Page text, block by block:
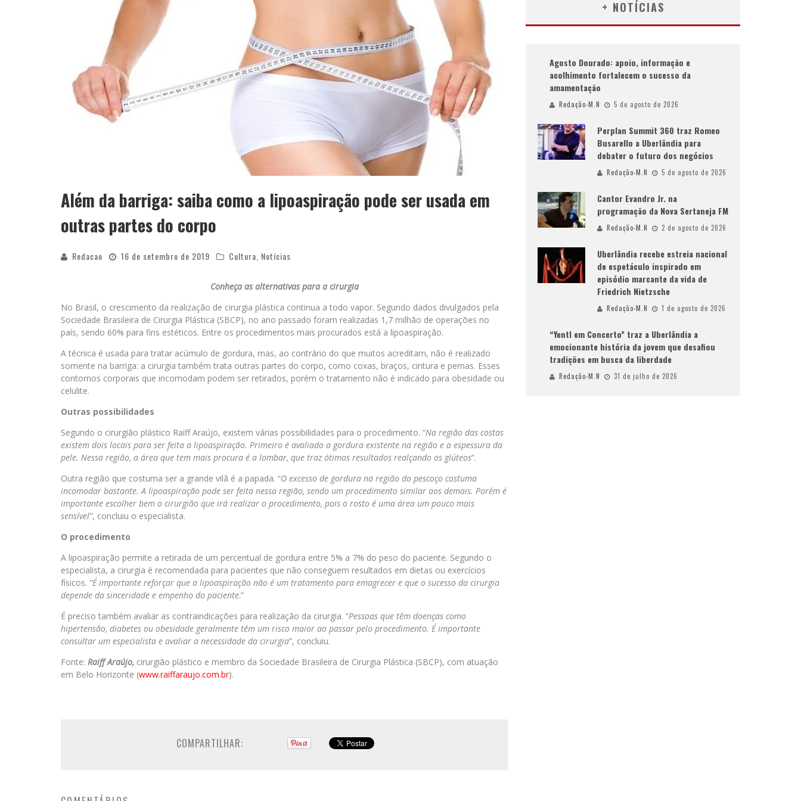
Além da barriga: saiba como a lipoaspiração pode ser usada em
outras partes do corpo
Redacao 16 de setembro de 2019 Cultura Notícias
Conheça as alternativas para a cirurgia
No Brasil, o crescimento da realização de cirurgia plástica continua a todo vapor. Segundo dados divulgados pela
Sociedade Brasileira de Cirurgia Plástica (SBCP), no ano passado foram realizadas 1,7 milhão de operações no
país, sendo 60% para fins estéticos. Entre os procedimentos mais procurados está a lipoaspiração.
A técnica é usada para tratar acúmulo de gordura, mas, ao contrário do que muitos acreditam, não é realizado
somente na barriga: a cirurgia também trata outras partes do corpo, como coxas, braços, cintura e pernas. Esses
contornos corporais que incomodam podem ser retirados, porém o tratamento não é indicado para obesidade ou
celulite.
Outras possibilidades
Segundo o cirurgião plástico Raiff Araújo, existem várias possibilidades para o procedimento. “Na região das costas
existem dois locais para ser feita a lipoaspiração. Primeiro é avaliado a gordura existente na região e a espessura da
pele. Nessa região, a área que tem mais procura é a lombar, que traz ótimos resultados realçando os glúteos”.
Outra região que costuma ser a grande vilã é a papada. “O excesso de gordura na região do pescoço costuma
incomodar bastante. A lipoaspiração pode ser feita nessa região, sendo um procedimento similar aos demais. Porém é
importante escolher bem o cirurgião que irá realizar o procedimento, pois o rosto é uma área um pouco mais
sensível”, concluiu o especialista.
O procedimento
A lipoaspiração permite a retirada de um percentual de gordura entre 5% a 7% do peso do paciente. Segundo o
especialista, a cirurgia é recomendada para pacientes que não conseguem resultados em dietas ou exercícios
físicos. “É importante reforçar que a lipoaspiração não é um tratamento para emagrecer e que o sucesso da cirurgia
depende da sinceridade e empenho do paciente.”
É preciso também avaliar as contraindicações para realização da cirurgia. “Pessoas que têm doenças como
hipertensão, diabetes ou obesidade geralmente têm um risco maior ao passar pelo procedimento. É importante
consultar um especialista e avaliar a necessidade da cirurgia”, concluiu.
Fonte: Raiff Araújo, cirurgião plástico e membro da Sociedade Brasileira de Cirurgia Plástica (SBCP), com atuação
em Belo Horizonte (www.raiffaraujo.com.br).
COMPARTILHAR:
+ NOTÍCIAS
Agosto Dourado: apoio, informação e
acolhimento fortalecem o sucesso da
amamentação
Redação-M.N 5 de agosto de 2026
Perplan Summit 360 traz Romeo
Busarello a Uberlândia para
debater o futuro dos negócios
Redação-M.N 5 de agosto de 2026
Cantor Evandro Jr. na
programação da Nova Sertaneja FM
Redação-M.N 2 de agosto de 2026
Uberlândia recebe estreia nacional
de espetáculo inspirado em
episódio marcante da vida de
Friedrich Nietzsche
Redação-M.N 1 de agosto de 2026
“Yentl em Concerto” traz a Uberlândia a
emocionante história da jovem que desafiou
tradições em busca da liberdade
Redação-M.N 31 de julho de 2026